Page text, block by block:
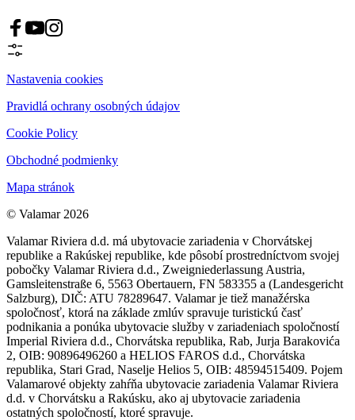
Nastavenia cookies
Pravidlá ochrany osobných údajov
Cookie Policy
Obchodné podmienky
Mapa stránok
© Valamar 2026
Valamar Riviera d.d. má ubytovacie zariadenia v Chorvátskej
republike a Rakúskej republike, kde pôsobí prostredníctvom svojej
pobočky Valamar Riviera d.d., Zweigniederlassung Austria,
Gamsleitenstraße 6, 5563 Obertauern, FN 583355 a (Landesgericht
Salzburg), DIČ: ATU 78289647. Valamar je tiež manažérska
spoločnosť, ktorá na základe zmlúv spravuje turistickú časť
podnikania a ponúka ubytovacie služby v zariadeniach spoločností
Imperial Riviera d.d., Chorvátska republika, Rab, Jurja Barakovića
2, OIB: 90896496260 a HELIOS FAROS d.d., Chorvátska
republika, Stari Grad, Naselje Helios 5, OIB: 48594515409. Pojem
Valamarové objekty zahŕňa ubytovacie zariadenia Valamar Riviera
d.d. v Chorvátsku a Rakúsku, ako aj ubytovacie zariadenia
ostatných spoločností, ktoré spravuje.